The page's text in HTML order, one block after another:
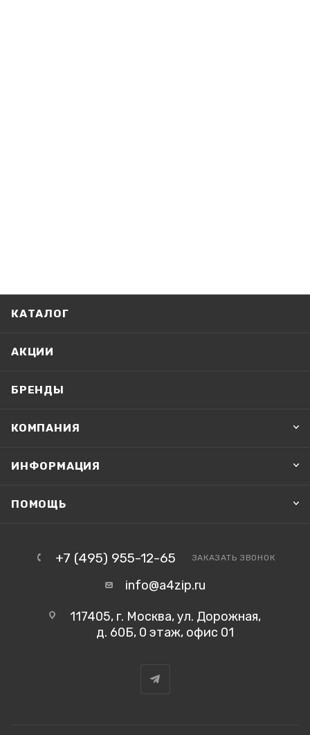
КАТАЛОГ
АКЦИИ
БРЕНДЫ
КОМПАНИЯ
ИНФОРМАЦИЯ
ПОМОЩЬ
+7 (495) 955-12-65 ЗАКАЗАТЬ ЗВОНОК
info@a4zip.ru
117405, г. Москва, ул. Дорожная,
д. 60Б, 0 этаж, офис 01